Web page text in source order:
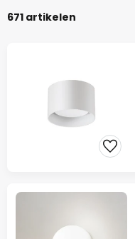
671 artikelen
13%
Actiecode: